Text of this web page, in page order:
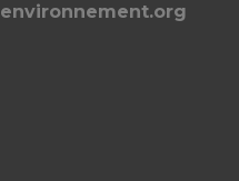
environnement.org